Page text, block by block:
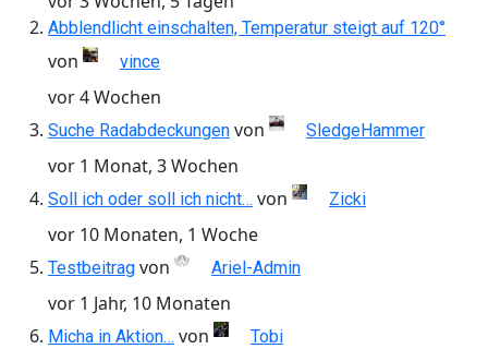
Abblendlicht einschalten, Temperatur steigt auf 120°
von vince
vor 4 Wochen
Suche Radabdeckungen von SledgeHammer
vor 1 Monat, 3 Wochen
Soll ich oder soll ich nicht… von Zicki
vor 10 Monaten, 1 Woche
Testbeitrag von Ariel-Admin
vor 1 Jahr, 10 Monaten
Micha in Aktion… von Tobi